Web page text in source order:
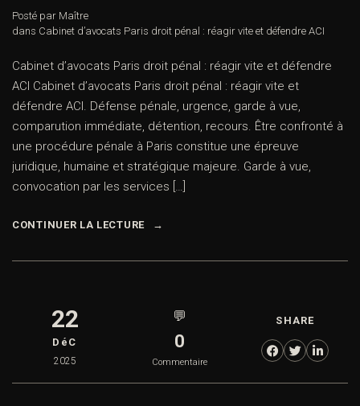
Posté par Maître
dans Cabinet d’avocats Paris droit pénal : réagir vite et défendre ACI
Cabinet d’avocats Paris droit pénal : réagir vite et défendre
ACI Cabinet d’avocats Paris droit pénal : réagir vite et
défendre ACI. Défense pénale, urgence, garde à vue,
comparution immédiate, détention, recours. Être confronté à
une procédure pénale à Paris constitue une épreuve
juridique, humaine et stratégique majeure. Garde à vue,
convocation par les services […]
CONTINUER LA LECTURE
22
DéC
2025
💬
0
Commentaire
SHARE